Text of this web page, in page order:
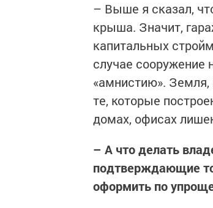
– Выше я сказал,
крыша. Значит,
капитальных
случае сооружение
«амнистию». Земля,
те, которые
домах, офисах
– А что делать
подтверждающие
оформить по